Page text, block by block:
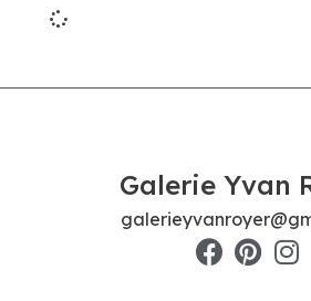
Galerie Yvan